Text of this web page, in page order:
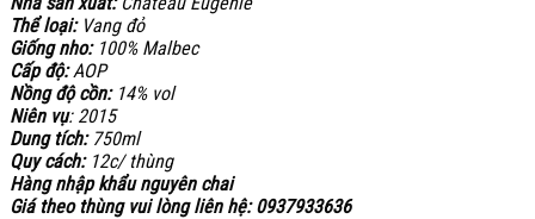
Thể loại:Vang đỏ
Giống nho: 100% Malbec
Cấp độ:AOP
Nồng độ cồn:14% vol
Niên vụ: 2015
Dung tích:750ml
Quy cách:12c/ thùng
Hàng nhập khẩu nguyên chai
Giá theo thùng vui lòng liên hệ: 0937933636